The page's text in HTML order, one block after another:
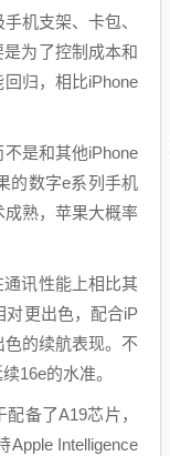
机支架、卡包、
为了控制成本和
归，相比iPhone
是和其他iPhone
的数字e系列手机
熟，苹果大概率
通讯性能上相比其
对更出色，配合iP
色的续航表现。不
16e的水准。
备了A19芯片，
Apple Intelligence